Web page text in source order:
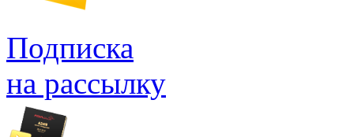
Подписка
на рассылку